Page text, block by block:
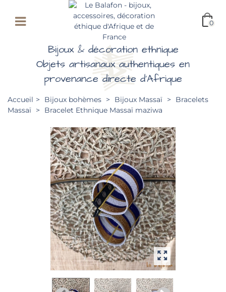
0
Bijoux & décoration ethnique
Objets artisanaux authentiques en
provenance directe d'Afrique
Accueil > Bijoux bohèmes > Bijoux Massaï >
Bracelets
Massaï > Bracelet Ethnique Massaï maziwa